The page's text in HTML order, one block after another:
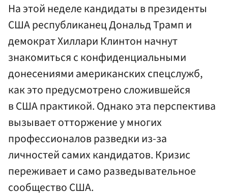
На этой неделе кандидаты в президенты
США республиканец Дональд Трамп и
демократ Хиллари Клинтон начнут
знакомиться с конфиденциальными
донесениями американских спецслужб,
как это предусмотрено сложившейся
в США практикой. Однако эта перспектива
вызывает отторжение у многих
профессионалов разведки из-за
личностей самих кандидатов. Кризис
переживает и само разведывательное
сообщество США.